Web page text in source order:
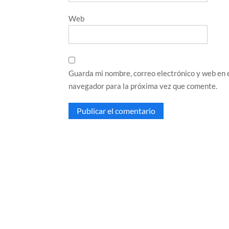
Web
Guarda mi nombre, correo electrónico y web en
navegador para la próxima vez que comente.